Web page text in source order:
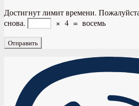
Достигнут лимит времени.
снова.
× 4 = восемь